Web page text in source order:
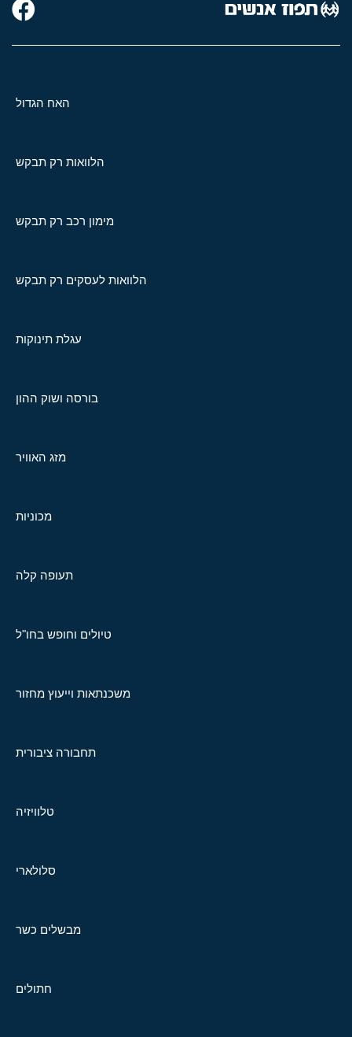
האח הגדול
הלוואות רק תבקש
מימון רכב רק תבקש
הלוואות לעסקים רק תבקש
עגלת תינוקות
בורסה ושוק ההון
מזג האוויר
מכוניות
תעופה קלה
טיולים וחופש בחו"ל
משכנתאות וייעוץ מחזור
תחבורה ציבורית
טלוויזיה
סלולארי
מבשלים כשר
חתולים